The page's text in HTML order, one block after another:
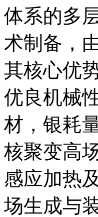
体系的多
术制备，
其核心优
优良机械
材，银耗
核聚变高
感应加热
场生成与